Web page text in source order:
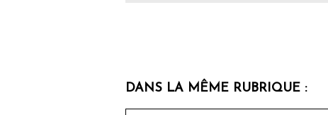
DANS LA MÊME RUBRIQUE :